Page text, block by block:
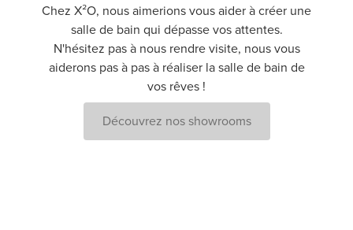
Chez X²O, nous aimerions vous aider à créer une
salle de bain qui dépasse vos attentes.
N'hésitez pas à nous rendre visite, nous vous
aiderons pas à pas à réaliser la salle de bain de
vos rêves !
Découvrez nos showrooms